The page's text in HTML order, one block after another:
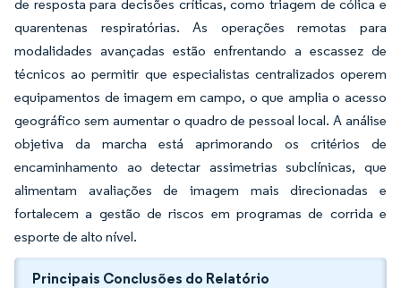
de resposta para decisões críticas, como triagem de cólica e
quarentenas respiratórias. As operações remotas para
modalidades avançadas estão enfrentando a escassez de
técnicos ao permitir que especialistas centralizados operem
equipamentos de imagem em campo, o que amplia o acesso
geográfico sem aumentar o quadro de pessoal local. A análise
objetiva da marcha está aprimorando os critérios de
encaminhamento ao detectar assimetrias subclínicas, que
alimentam avaliações de imagem mais direcionadas e
fortalecem a gestão de riscos em programas de corrida e
esporte de alto nível.
Principais Conclusões do Relatório